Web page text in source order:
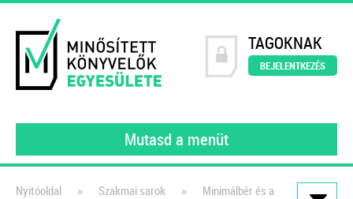
TAGOKNAK
BEJELENTKEZÉS
Mutasd a menüt
Nyitóoldal » Szakmai sarok »
Minimálbér és a